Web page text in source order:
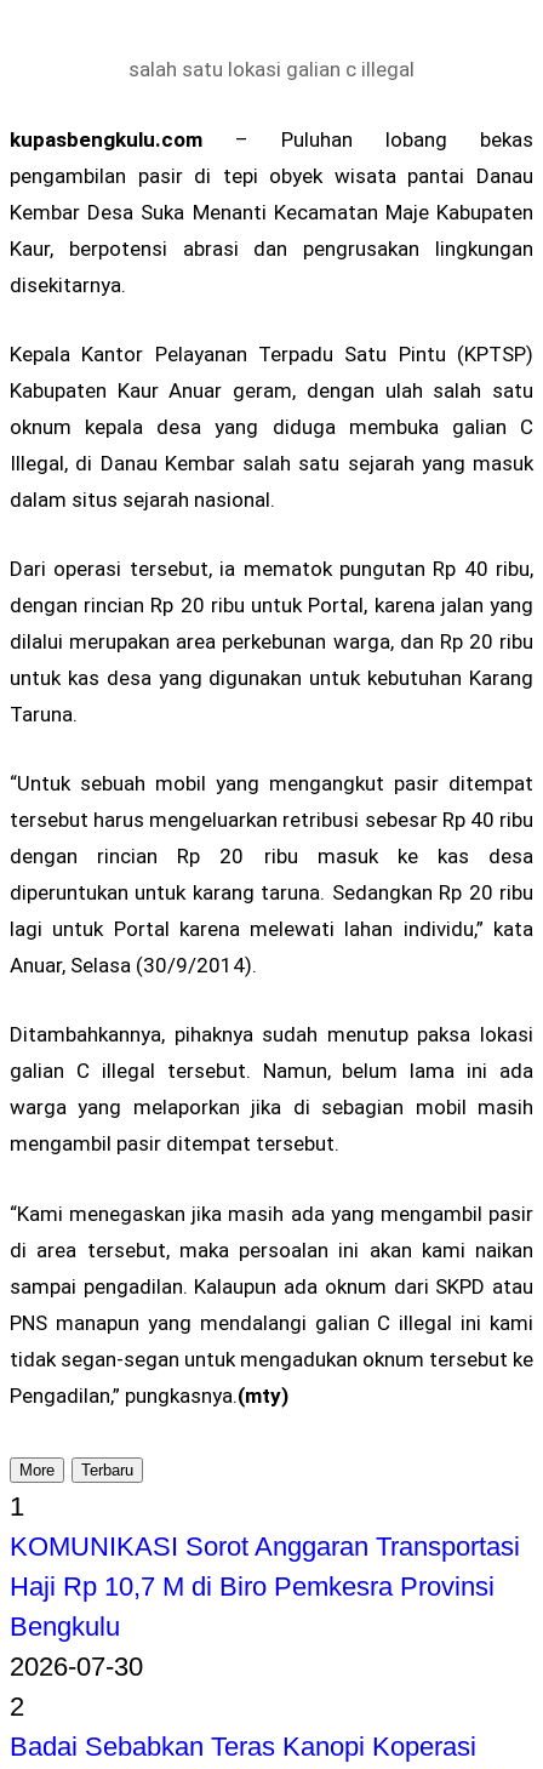
salah satu lokasi galian c illegal
kupasbengkulu.com – Puluhan lobang bekas
pengambilan pasir di tepi obyek wisata pantai Danau
Kembar Desa Suka Menanti Kecamatan Maje Kabupaten
Kaur, berpotensi abrasi dan pengrusakan lingkungan
disekitarnya.
Kepala Kantor Pelayanan Terpadu Satu Pintu (KPTSP)
Kabupaten Kaur Anuar geram, dengan ulah salah satu
oknum kepala desa yang diduga membuka galian C
Illegal, di Danau Kembar salah satu sejarah yang masuk
dalam situs sejarah nasional.
Dari operasi tersebut, ia mematok pungutan Rp 40 ribu,
dengan rincian Rp 20 ribu untuk Portal, karena jalan yang
dilalui merupakan area perkebunan warga, dan Rp 20 ribu
untuk kas desa yang digunakan untuk kebutuhan Karang
Taruna.
“Untuk sebuah mobil yang mengangkut pasir ditempat
tersebut harus mengeluarkan retribusi sebesar Rp 40 ribu
dengan rincian Rp 20 ribu masuk ke kas desa
diperuntukan untuk karang taruna. Sedangkan Rp 20 ribu
lagi untuk Portal karena melewati lahan individu,” kata
Anuar, Selasa (30/9/2014).
Ditambahkannya, pihaknya sudah menutup paksa lokasi
galian C illegal tersebut. Namun, belum lama ini ada
warga yang melaporkan jika di sebagian mobil masih
mengambil pasir ditempat tersebut.
“Kami menegaskan jika masih ada yang mengambil pasir
di area tersebut, maka persoalan ini akan kami naikan
sampai pengadilan. Kalaupun ada oknum dari SKPD atau
PNS manapun yang mendalangi galian C illegal ini kami
tidak segan-segan untuk mengadukan oknum tersebut ke
Pengadilan,” pungkasnya.(mty)
More Terbaru
1
KOMUNIKASI Sorot Anggaran Transportasi
Haji Rp 10,7 M di Biro Pemkesra Provinsi
Bengkulu
2026-07-30
2
Badai Sebabkan Teras Kanopi Koperasi